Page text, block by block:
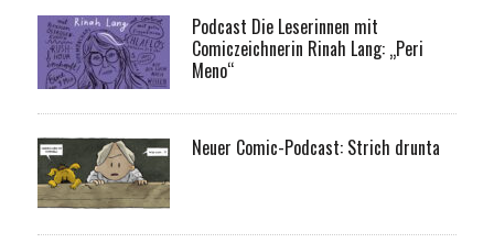
Podcast Die Leserinnen mit
Comiczeichnerin Rinah Lang: „Peri
Meno“
Neuer Comic-Podcast: Strich drunta